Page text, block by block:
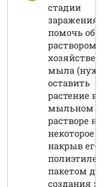
стадии
заражения
помочь
раствором
мыла
оставить
растение в
мыльном
растворе на
некоторое
накрыв его
пакетом для
создания